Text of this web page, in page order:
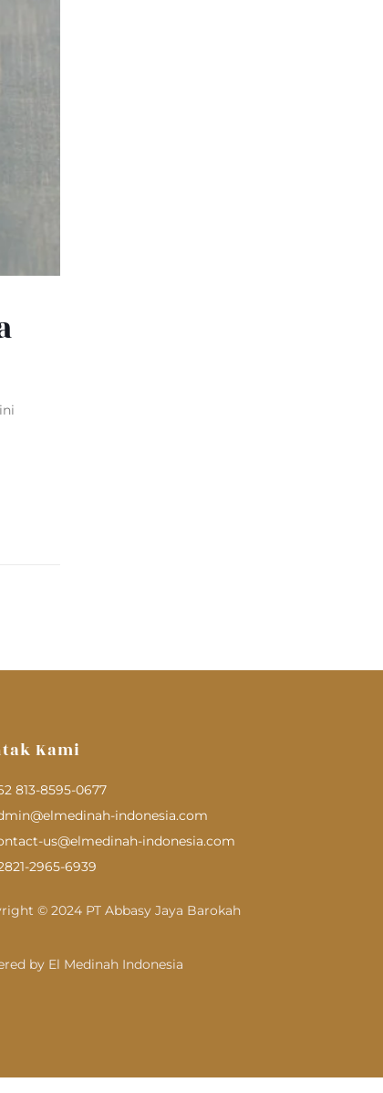
Kami
813-8595-0677
indonesia.com
us@elmedinah-indonesia.com
2965-6939
© 2024 PT Abbasy Jaya Barokah
by El Medinah Indonesia